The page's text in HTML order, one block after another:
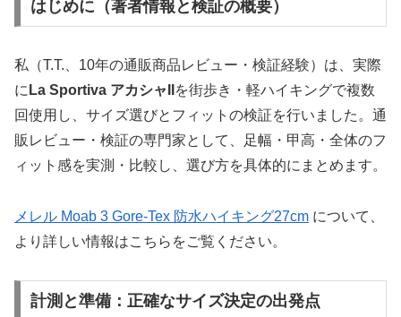
はじめに（著者情報と検証の概要）
私（T.T.、10年の通販商品レビュー・検証経験）は、実際
に La Sportiva アカシャII
を街歩き・軽ハイキングで複数
回使用し、サイズ選びとフィットの検証を行いました。通
販レビュー・検証の専門家として、足幅・甲高・全体のフ
ィット感を実測・比較し、選び方を具体的にまとめます。
メレル Moab 3 Gore‑Tex 防水ハイキング27cm について、
より詳しい情報はこちらをご覧ください。
計測と準備：正確なサイズ決定の出発点